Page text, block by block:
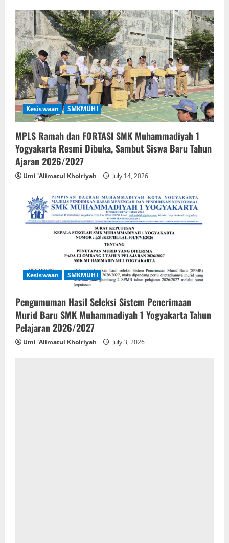
Kesiswaan SMKMUHI
MPLS Ramah dan FORTASI SMK Muhammadiyah 1
Yogyakarta Resmi Dibuka, Sambut Siswa Baru Tahun
Ajaran 2026/2027
Umi 'Alimatul Khoiriyah July 14, 2026
Kesiswaan SMKMUHI
Pengumuman Hasil Seleksi Sistem Penerimaan
Murid Baru SMK Muhammadiyah 1 Yogyakarta Tahun
Pelajaran 2026/2027
Umi 'Alimatul Khoiriyah July 3, 2026